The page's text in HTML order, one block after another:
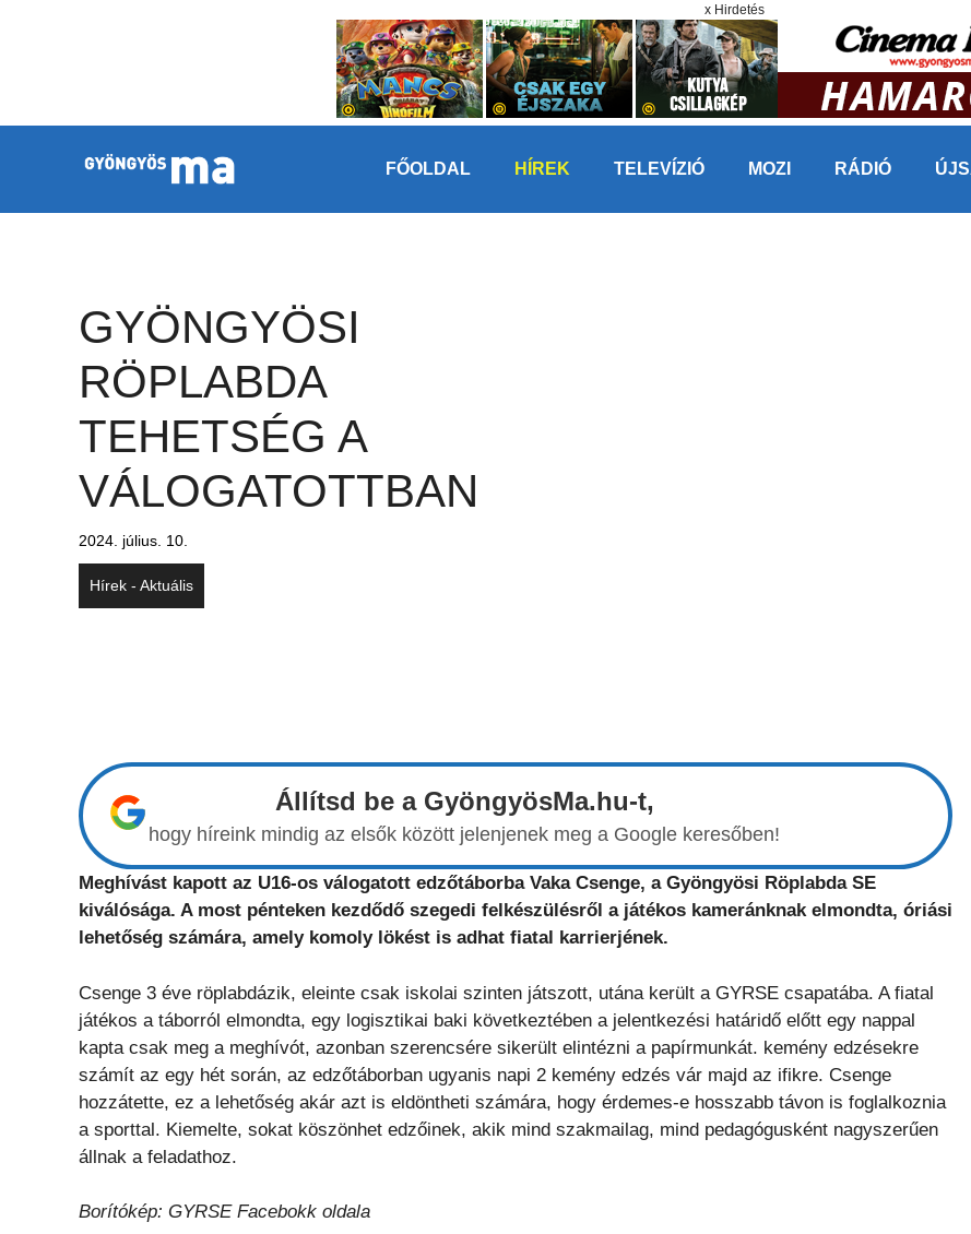
x Hirdetés
FŐOLDAL HÍREK TELEVÍZIÓ MOZI RÁDIÓ
GYÖNGYÖSI
RÖPLABDA
TEHETSÉG A
VÁLOGATOTTBAN
2024. július. 10.
Hírek - Aktuális
Állítsd be a GyöngyösMa.hu-t,
hogy híreink mindig az elsők között jelenjenek meg a Google keresőben!
Meghívást kapott az U16-os válogatott edzőtáborba Vaka Csenge, a Gyöngyösi Röplabda SE
kiválósága. A most pénteken kezdődő szegedi felkészülésről a játékos kameránknak elmondta, óriási
lehetőség számára, amely komoly lökést is adhat fiatal karrierjének.
Csenge 3 éve röplabdázik, eleinte csak iskolai szinten játszott, utána került a GYRSE csapatába. A fiatal
játékos a táborról elmondta, egy logisztikai baki következtében a jelentkezési határidő előtt egy nappal
kapta csak meg a meghívót, azonban szerencsére sikerült elintézni a papírmunkát. kemény edzésekre
számít az egy hét során, az edzőtáborban ugyanis napi 2 kemény edzés vár majd az ifikre. Csenge
hozzátette, ez a lehetőség akár azt is eldöntheti számára, hogy érdemes-e hosszabb távon is foglalkoznia
a sporttal. Kiemelte, sokat köszönhet edzőinek, akik mind szakmailag, mind pedagógusként nagyszerűen
állnak a feladathoz.
Borítókép: GYRSE Facebokk oldala